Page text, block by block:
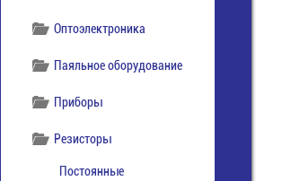
Оптоэлектроника
Паяльное оборудование
Приборы
Резисторы
Постоянные